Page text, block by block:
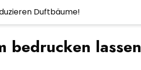
Duftbäume!
bedrucken lassen